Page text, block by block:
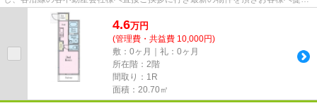
しております！最新の情報は...
4.6万円
(管理費・共益費 10,000円)
敷：0ヶ月｜礼：0ヶ月
所在階：2階
間取り：1R
面積：20.70㎡